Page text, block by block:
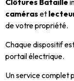
caméras et
de votre propriété.
Chaque dispositif
portail électrique.
Un service complet